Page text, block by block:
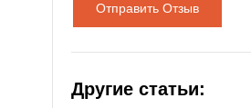
Отправить Отзыв
Другие статьи: